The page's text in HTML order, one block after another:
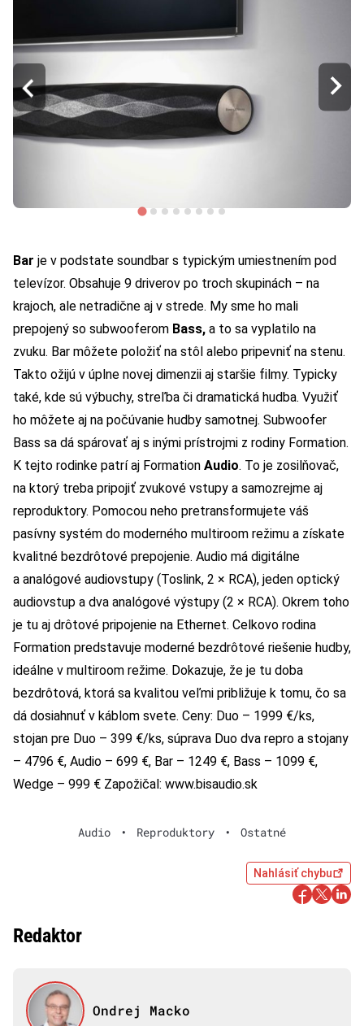
Bar je v podstate soundbar s typickým umiestnením pod
televízor. Obsahuje 9 driverov po troch skupinách – na
krajoch, ale netradične aj v strede. My sme ho mali
prepojený so subwooferom Bass, a to sa vyplatilo na
zvuku. Bar môžete položiť na stôl alebo pripevniť na stenu.
Takto ožijú v úplne novej dimenzii aj staršie filmy. Typicky
také, kde sú výbuchy, streľba či dramatická hudba. Využiť
ho môžete aj na počúvanie hudby samotnej. Subwoofer
Bass sa dá spárovať aj s inými prístrojmi z rodiny Formation.
K tejto rodinke patrí aj Formation Audio. To je zosilňovač,
na ktorý treba pripojiť zvukové vstupy a samozrejme aj
reproduktory. Pomocou neho pretransformujete váš
pasívny systém do moderného multiroom režimu a získate
kvalitné bezdrôtové prepojenie. Audio má digitálne
a analógové audiovstupy (Toslink, 2 × RCA), jeden optický
audiovstup a dva analógové výstupy (2 × RCA). Okrem toho
je tu aj drôtové pripojenie na Ethernet. Celkovo rodina
Formation predstavuje moderné bezdrôtové riešenie hudby,
ideálne v multiroom režime. Dokazuje, že je tu doba
bezdrôtová, ktorá sa kvalitou veľmi približuje k tomu, čo sa
dá dosiahnuť v káblom svete. Ceny: Duo – 1999 €/ks,
stojan pre Duo – 399 €/ks, súprava Duo dva repro a stojany
– 4796 €, Audio – 699 €, Bar – 1249 €, Bass – 1099 €,
Wedge – 999 € Zapožičal: www.bisaudio.sk
Audio • Reproduktory • Ostatné
Nahlásiť chybu
Redaktor
Ondrej Macko